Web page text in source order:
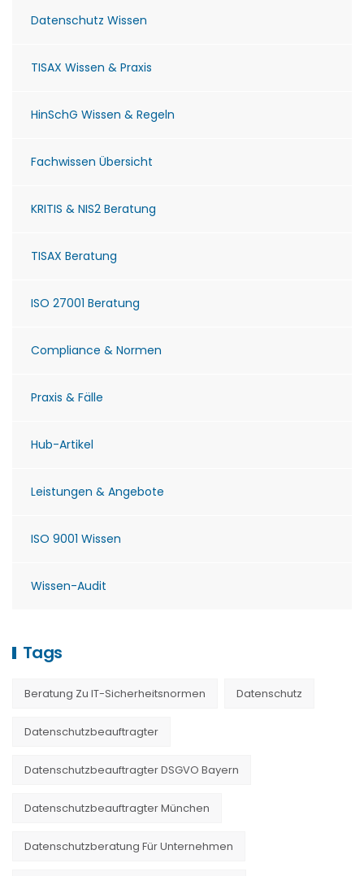
Datenschutz Wissen
TISAX Wissen & Praxis
HinSchG Wissen & Regeln
Fachwissen Übersicht
KRITIS & NIS2 Beratung
TISAX Beratung
ISO 27001 Beratung
Compliance & Normen
Praxis & Fälle
Hub-Artikel
Leistungen & Angebote
ISO 9001 Wissen
Wissen-Audit
Tags
Beratung Zu IT-Sicherheitsnormen Datenschutz
Datenschutzbeauftragter
Datenschutzbeauftragter DSGVO Bayern
Datenschutzbeauftragter München
Datenschutzberatung Für Unternehmen